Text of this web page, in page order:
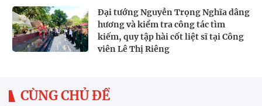
Đại tướng Nguyễn Trọng Nghĩa dâng
hương và kiểm tra công tác tìm
kiếm, quy tập hài cốt liệt sĩ tại Công
viên Lê Thị Riêng
CÙNG CHỦ ĐỀ